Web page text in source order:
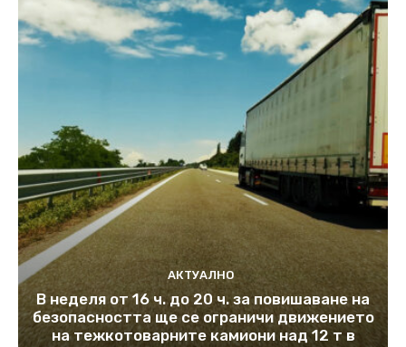
АКТУАЛНО
В неделя от 16 ч. до 20 ч. за повишаване на
безопасността ще се ограничи движението
на тежкотоварните камиони над 12 т в